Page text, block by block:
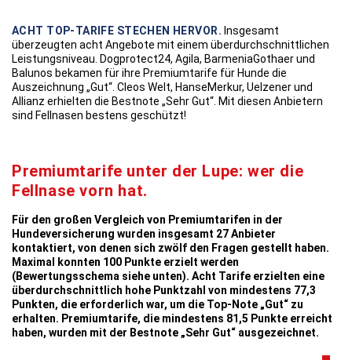
ACHT TOP-TARIFE STECHEN HERVOR. Insgesamt
überzeugten acht Angebote mit einem überdurchschnittlichen
Leistungsniveau. Dogprotect24, Agila, BarmeniaGothaer und
Balunos bekamen für ihre Premiumtarife für Hunde die
Auszeichnung „Gut“. Cleos Welt, HanseMerkur, Uelzener und
Allianz erhielten die Bestnote „Sehr Gut“. Mit diesen Anbietern
sind Fellnasen bestens geschützt!
Premiumtarife unter der Lupe: wer die
Fellnase vorn hat.
Für den großen Vergleich von Premiumtarifen in der
Hundeversicherung wurden insgesamt 27 Anbieter
kontaktiert, von denen sich zwölf den Fragen gestellt haben.
Maximal konnten 100 Punkte erzielt werden
(Bewertungsschema siehe unten). Acht Tarife erzielten eine
überdurchschnittlich hohe Punktzahl von mindestens 77,3
Punkten, die erforderlich war, um die Top-Note „Gut“ zu
erhalten. Premiumtarife, die mindestens 81,5 Punkte erreicht
haben, wurden mit der Bestnote „Sehr Gut“ ausgezeichnet.